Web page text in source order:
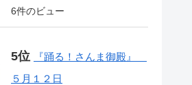
6件のビュー
『踊る！さんま御殿』
５月１２日